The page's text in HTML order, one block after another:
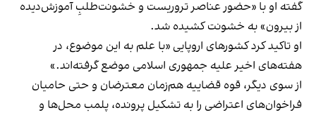
گفته او با «حضور عناصر تروریست و خشونت‌طلبِ آموزش‌دیده
از بیرون» به خشونت کشیده شد.
او تاکید کرد کشورهای اروپایی «با علم به این موضوع، در
هفته‌های اخیر علیه جمهوری اسلامی موضع گرفته‌اند.»
از سوی دیگر، قوه قضاییه هم‌زمان معترضان و حتی حامیان
فراخوان‌های اعتراضی را به تشکیل پرونده، پلمب محل‌ها و